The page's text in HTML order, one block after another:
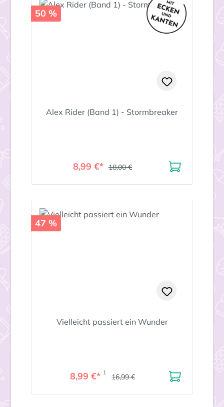
50 %
Alex Rider (Band 1) - Stormbreaker
8,99 €* 18,00 €
47 %
Vielleicht passiert ein Wunder
8,99 €* 1 16,99 €